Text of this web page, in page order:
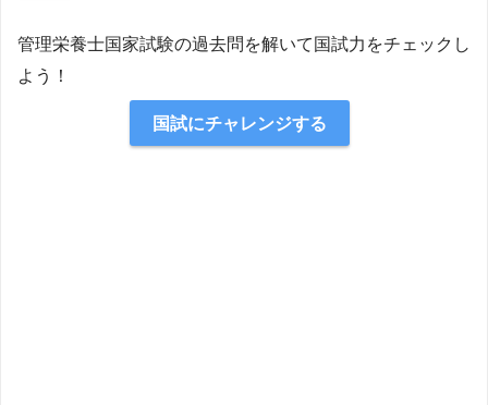
管理栄養士国家試験の過去問を解いて国試力をチェックし
よう！
国試にチャレンジする